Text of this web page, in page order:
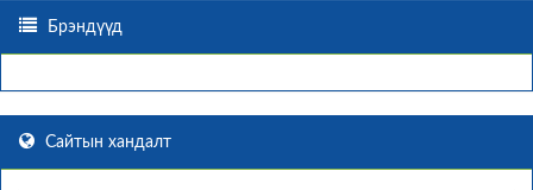
Брэндүүд
Сайтын хандалт